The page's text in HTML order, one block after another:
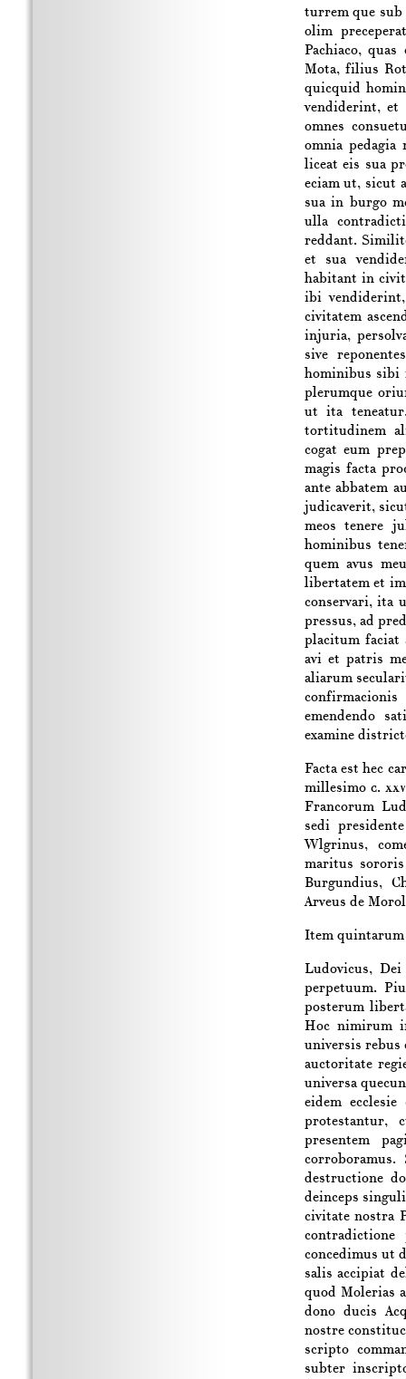
turrem que sub
olim
Pachiaco,
Mota, filius
quicquid
vendiderint,
omnes
omnia pedagia
liceat eis sua
eciam ut, sicut
sua in burgo
ulla
reddant.
et sua
habitant in
ibi
civitatem
injuria,
sive
hominibus sibi
plerumque
ut ita
tortitudinem
cogat eum
magis facta
ante abbatem
judicaverit,
meos tenere
hominibus
quem avus
libertatem et
conservari, ita
pressus, ad
placitum faciat
avi et patris
aliarum
emendendo
examine
Facta est hec
millesimo c.
Francorum
sedi presidente
Wlgrinus,
maritus
Burgundius,
Arveus de
Item
Ludovicus,
perpetuum.
posterum
Hoc nimirum
universis rebus
auctoritate
universa
eidem
protestantur,
presentem
destructione
deinceps
civitate nostra
concedimus ut
salis accipiat
quod Molerias
dono ducis
nostre
scripto
subter